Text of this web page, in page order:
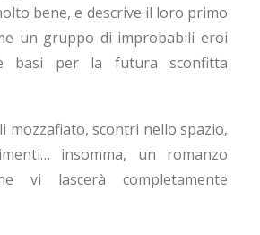
bene, e descrive il loro primo
un gruppo di improbabili eroi
basi per la futura sconfitta
mozzafiato, scontri nello spazio,
insomma, un romanzo
vi lascerà completamente